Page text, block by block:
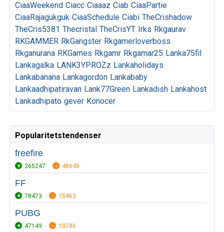
CiaaWeekend Ciacc Ciaaaz Ciab CiaaPartie
CiaaRajagukguk CiaaSchedule Ciabi TheCrishadow
TheCris5381 Thecristal TheCrisYT Irks Rkgaurav
RKGAMMER RkGangster Rkgamerloverboss
Rkganurana RKGames Rkgamr Rkgamar25 Lanka75fil
Lankagalka LANK3YPROZz Lankaholidays
Lankabanana Lankagordon Lankababy
Lankaadhipatiravan Lank77Green Lankadish Lankahost
Lankadhipato gever Konocer
Popularitetstendenser
freefire
265247 48645
FF
78473 15463
PUBG
47149 10786